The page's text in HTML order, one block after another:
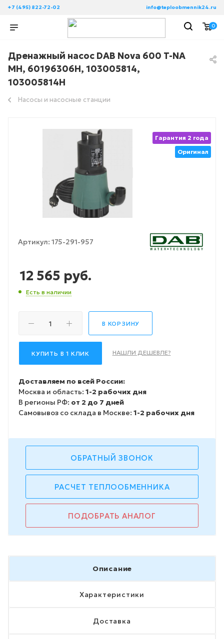
+7 (495) 822-72-02 info@teploobmennik24.ru
0
Дренажный насос DAB Nova 600 T-NA
MH, 60196306H, 103005814,
103005814H
Насосы и насосные станции
Гарантия 2 года
Оригинал
Артикул: 175-291-957
12 565 руб.
Есть в наличии
В КОРЗИНУ
КУПИТЬ В 1 КЛИК НАШЛИ ДЕШЕВЛЕ?
Доставляем по всей России:
Москва и область: 1-2 рабочих дня
В регионы РФ: от 2 до 7 дней
Самовывоз со склада в Москве: 1-2 рабочих дня
ОБРАТНЫЙ ЗВОНОК
РАСЧЕТ ТЕПЛООБМЕННИКА
ПОДОБРАТЬ АНАЛОГ
Описание
Характеристики
Доставка